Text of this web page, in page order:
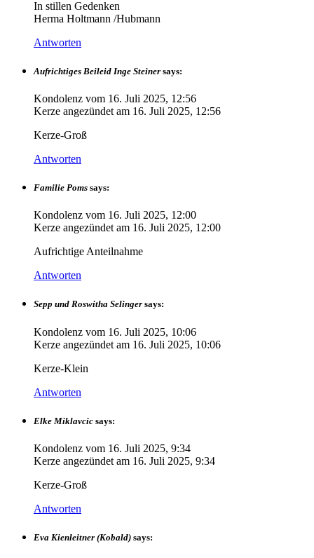
In stillen Gedenken
Herma Holtmann /Hubmann
Antworten
Aufrichtiges Beileid Inge Steiner says:
Kondolenz vom 16. Juli 2025, 12:56
Kerze angezündet am 16. Juli 2025, 12:56
Kerze-Groß
Antworten
Familie Poms says:
Kondolenz vom 16. Juli 2025, 12:00
Kerze angezündet am 16. Juli 2025, 12:00
Aufrichtige Anteilnahme
Antworten
Sepp und Roswitha Selinger says:
Kondolenz vom 16. Juli 2025, 10:06
Kerze angezündet am 16. Juli 2025, 10:06
Kerze-Klein
Antworten
Elke Miklavcic says:
Kondolenz vom 16. Juli 2025, 9:34
Kerze angezündet am 16. Juli 2025, 9:34
Kerze-Groß
Antworten
Eva Kienleitner (Kobald) says: